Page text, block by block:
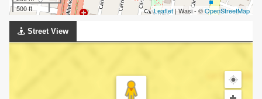
500 ft
Leaflet | Wasi - ©OpenStreetMap
Street View